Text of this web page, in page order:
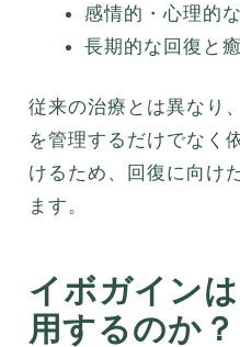
感情的・心理的
長期的な回復と
従来の治療とは異なり
を管理するだけでなく
けるため、回復に向け
ます。
イボガイン
用するのか？